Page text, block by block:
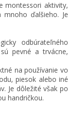
montessori aktivity,
ďalšieho. Je
odbúrateľného
pevné a trvácne,
na používanie vo
piesok alebo iné
Je dôležité však po
handričkou.